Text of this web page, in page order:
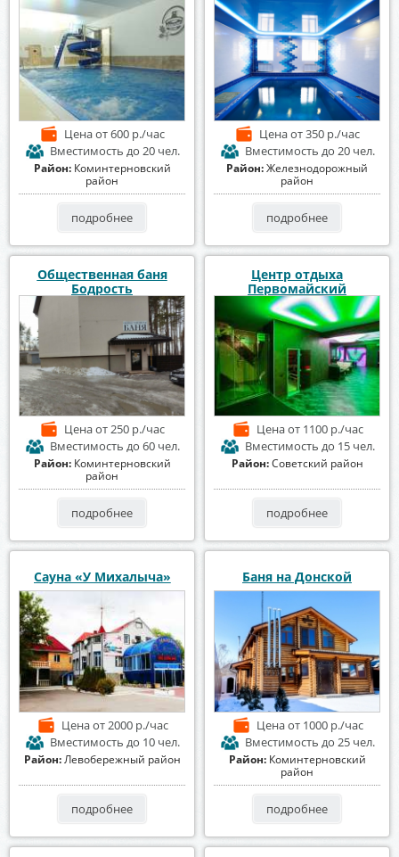
Ценаот 600 р./час
Вместимость до 20 чел.
Район: Коминтерновский
район
подробнее
Ценаот 350 р./час
Вместимость до 20 чел.
Район:Железнодорожный
район
подробнее
Общественная баня
Бодрость
Ценаот 250 р./час
Вместимость до 60 чел.
Район: Коминтерновский
район
подробнее
Центр отдыха
Первомайский
Ценаот 1100 р./час
Вместимость до 15 чел.
Район:Советский район
подробнее
Сауна «У Михалыча»
Ценаот 2000 р./час
Вместимость до 10 чел.
Район:Левобережный район
подробнее
Баня на Донской
Ценаот 1000 р./час
Вместимость до 25 чел.
Район: Коминтерновский
район
подробнее